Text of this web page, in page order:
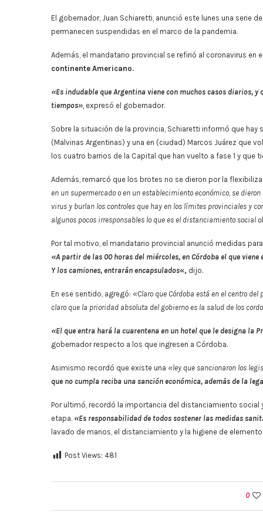
El gobernador, Juan Schiaretti, anunció este lunes una serie
permanecen suspendidas en el marco de la pandemia.
Además, el mandatario provincial se refirió al coronavirus en
continente Americano.
«Es indudable que Argentina viene con muchos casos diarios,
tiempos», expresó el gobernador.
Sobre la situación de la provincia, Schiaretti informó que
(Malvinas Argentinas) y una en (ciudad) Marcos Juárez que
los cuatro barrios de la Capital que han vuelto a fase 1 y que
Además, remarcó que los brotes no se dieron por la
en un supermercado o en un establecimiento económico, se
virus y burlan los controles que hay en los límites provinciales y
algunos pocos irresponsables lo que es el distanciamiento social
Por tal motivo, el mandatario provincial anunció medidas
«A partir de las 00 horas del miércoles, en Córdoba el que
Y los camiones, entrarán encapsulados«, dijo.
En ese sentido, agregó: «Claro que Córdoba está en el centro
claro que la prioridad absoluta del gobierno es la salud de los
«El que entra hará la cuarentena en un hotel que le designa la
gobernador respecto a los que ingresen a Córdoba.
Asimismo recordó que existe una «ley que sancionaron los
que no cumpla reciba una sanción económica, además de la
Por ultimó, recordó la importancia del distanciamiento
etapa. «Es responsabilidad de todos sostener las medidas
lavado de manos, el distanciamiento y la higiene de
Post Views: 481
0